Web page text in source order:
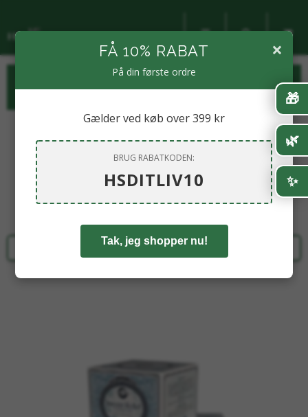
🎁
🌿
×
FÅ 10% RABAT
På din første ordre
Gælder ved køb over 399 kr
BRUG RABATKODEN:
HSDITLIV10
Tak, jeg shopper nu!